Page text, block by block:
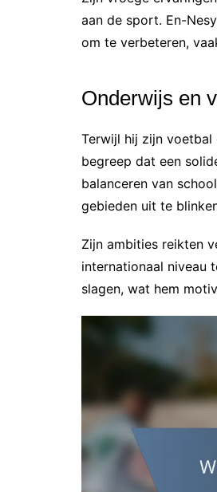
aan de sport. En-
om te verbeteren,
Onderwijs en
Terwijl hij zijn voetbal
begreep dat een
balanceren van
gebieden uit te
Zijn ambities reikten
internationaal niveau
slagen, wat hem